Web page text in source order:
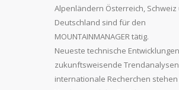
Alpenländern Österreich, Schweiz
Deutschland sind für den
MOUNTAINMANAGER tätig.
Neueste technische
zukunftsweisende
internationale Recherchen stehen